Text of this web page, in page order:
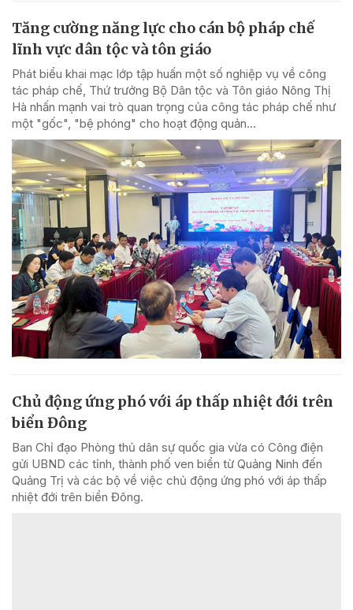
Tăng cường năng lực cho cán bộ pháp chế
lĩnh vực dân tộc và tôn giáo
Phát biểu khai mạc lớp tập huấn một số nghiệp vụ về công
tác pháp chế, Thứ trưởng Bộ Dân tộc và Tôn giáo Nông Thị
Hà nhấn mạnh vai trò quan trọng của công tác pháp chế như
một "gốc", "bệ phóng" cho hoạt động quản...
Chủ động ứng phó với áp thấp nhiệt đới trên
biển Đông
Ban Chỉ đạo Phòng thủ dân sự quốc gia vừa có Công điện
gửi UBND các tỉnh, thành phố ven biển từ Quảng Ninh đến
Quảng Trị và các bộ về việc chủ động ứng phó với áp thấp
nhiệt đới trên biển Đông.